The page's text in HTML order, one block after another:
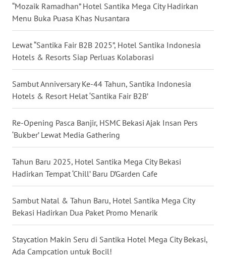
“Mozaik Ramadhan” Hotel Santika Mega City Hadirkan
Menu Buka Puasa Khas Nusantara
Lewat “Santika Fair B2B 2025”, Hotel Santika Indonesia
Hotels & Resorts Siap Perluas Kolaborasi
Sambut Anniversary Ke-44 Tahun, Santika Indonesia
Hotels & Resort Helat ‘Santika Fair B2B’
Re-Opening Pasca Banjir, HSMC Bekasi Ajak Insan Pers
‘Bukber’ Lewat Media Gathering
Tahun Baru 2025, Hotel Santika Mega City Bekasi
Hadirkan Tempat ‘Chill’ Baru D’Garden Cafe
Sambut Natal & Tahun Baru, Hotel Santika Mega City
Bekasi Hadirkan Dua Paket Promo Menarik
Staycation Makin Seru di Santika Hotel Mega City Bekasi,
Ada Campcation untuk Bocil!
WN
WN
KALTIM
WN
SULSEL
WN
GORONTALO
WN
SULUT
WN
MALUKU